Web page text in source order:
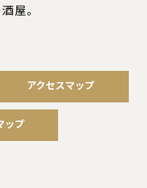
屋。
アクセスマップ
ップ